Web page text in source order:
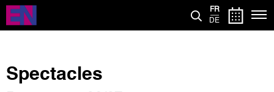
Aller
contenu
FR
DE
Spectacles